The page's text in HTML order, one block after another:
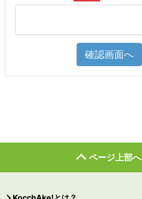
確認画面へ
ページ上部へ